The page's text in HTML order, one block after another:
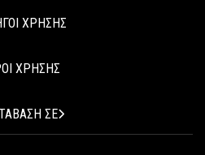
ΧΡΗΣΗΣ
ΧΡΗΣΗΣ
ΣΕ